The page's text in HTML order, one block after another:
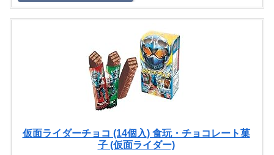
仮面ライダーチョコ (14個入) 食玩・チョコレート菓
子 (仮面ライダー)